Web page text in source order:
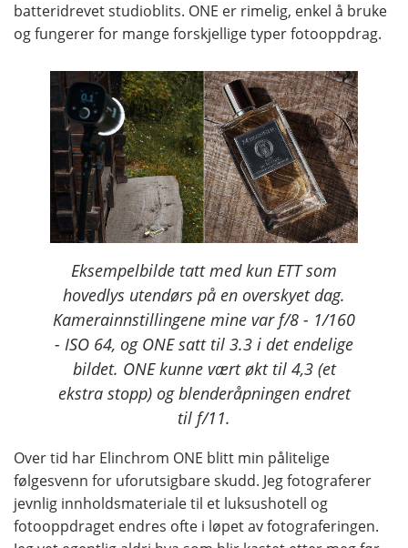
batteridrevet studioblits. ONE er rimelig, enkel å bruke
og fungerer for mange forskjellige typer fotooppdrag.
Eksempelbilde tatt med kun ETT som
hovedlys utendørs på en overskyet dag.
Kamerainnstillingene mine var f/8 - 1/160
- ISO 64, og ONE satt til 3.3 i det endelige
bildet. ONE kunne vært økt til 4,3 (et
ekstra stopp) og blenderåpningen endret
til f/11.
Over tid har Elinchrom ONE blitt min pålitelige
følgesvenn for uforutsigbare skudd. Jeg fotograferer
jevnlig innholdsmateriale til et luksushotell og
fotooppdraget endres ofte i løpet av fotograferingen.